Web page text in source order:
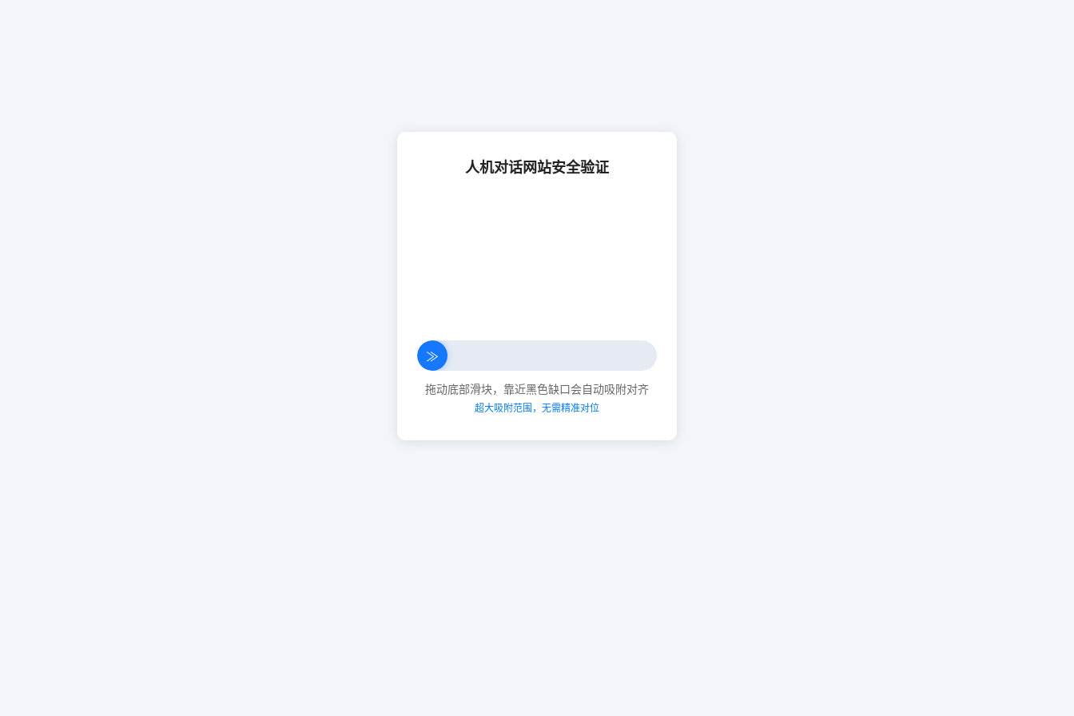
人机对话网站安全验证
≫
拖动底部滑块，靠近黑色缺口会自动吸附对齐
超大吸附范围，无需精准对位